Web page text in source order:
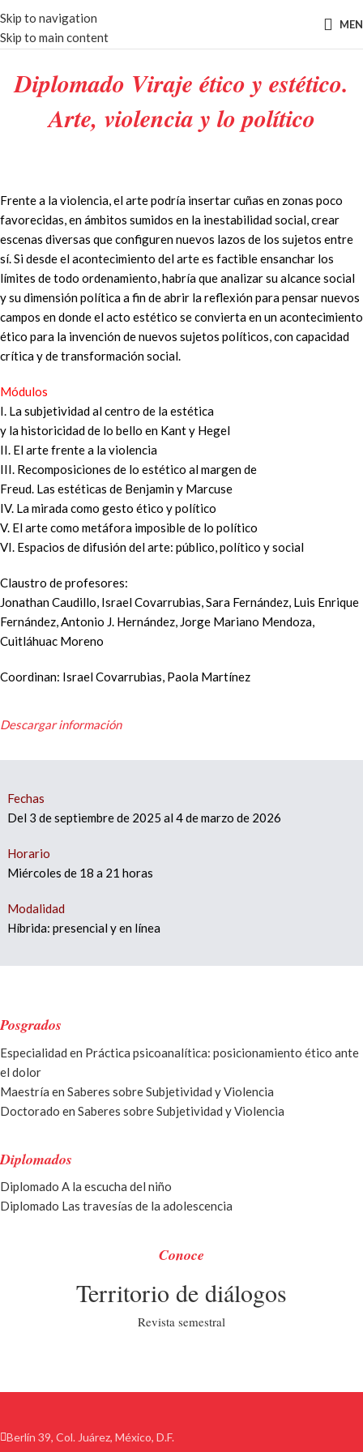
Skip to navigation
Skip to main content
Diplomado Viraje ético y estético.
Arte, violencia y lo político
Frente a la violencia, el arte podría insertar cuñas en zonas poco
favorecidas, en ámbitos sumidos en la inestabilidad social, crear
escenas diversas que configuren nuevos lazos de los sujetos entre
sí. Si desde el acontecimiento del arte es factible ensanchar los
límites de todo ordenamiento, habría que analizar su alcance social
y su dimensión política a fin de abrir la reflexión para pensar nuevos
campos en donde el acto estético se convierta en un acontecimiento
ético para la invención de nuevos sujetos políticos, con capacidad
crítica y de transformación social.
Módulos
I. La subjetividad al centro de la estética
y la historicidad de lo bello en Kant y Hegel
II. El arte frente a la violencia
III. Recomposiciones de lo estético al margen de
Freud. Las estéticas de Benjamin y Marcuse
IV. La mirada como gesto ético y político
V. El arte como metáfora imposible de lo político
VI. Espacios de difusión del arte: público, político y social
Claustro de profesores:
Jonathan Caudillo, Israel Covarrubias, Sara Fernández, Luis Enrique
Fernández, Antonio J. Hernández, Jorge Mariano Mendoza,
Cuitláhuac Moreno
Coordinan: Israel Covarrubias, Paola Martínez
Descargar información
Fechas
Del 3 de septiembre de 2025 al 4 de marzo de 2026
Horario
Miércoles de 18 a 21 horas
Modalidad
Híbrida: presencial y en línea
Posgrados
Especialidad en Práctica psicoanalí­tica: posicionamiento ético ante
el dolor
Maestrí­a en Saberes sobre Subjetividad y Violencia
Doctorado en Saberes sobre Subjetividad y Violencia
Diplomados
Diplomado A la escucha del niño
Diplomado Las travesías de la adolescencia
Conoce
Territorio de diálogos
Revista semestral
Berlín 39, Col. Juárez, México, D.F.